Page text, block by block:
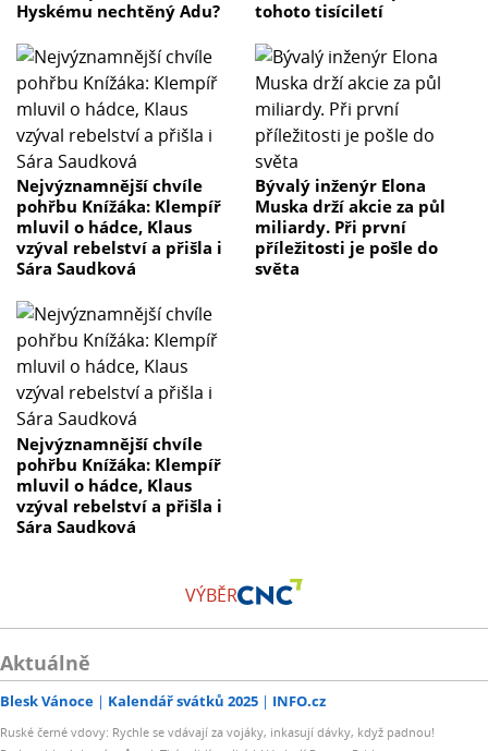
Hyskému nechtěný Adu?
tohoto tisíciletí
Nejvýznamnější chvíle
pohřbu Knížáka: Klempíř
mluvil o hádce, Klaus
vzýval rebelství a přišla i
Sára Saudková
Bývalý inženýr Elona
Muska drží akcie za půl
miliardy. Při první
příležitosti je pošle do
světa
Nejvýznamnější chvíle
pohřbu Knížáka: Klempíř
mluvil o hádce, Klaus
vzýval rebelství a přišla i
Sára Saudková
VÝBĚR
Aktuálně
Blesk Vánoce Kalendář svátků 2025 INFO.cz
Ruské černé vdovy: Rychle se vdávají za vojáky, inkasují dávky, když padnou!